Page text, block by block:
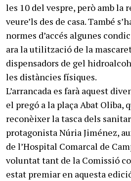
les 10 del vespre, però amb la
veure’ls des de casa. També
normes d’accés algunes
ara la utilització de la
dispensadors de gel
les distàncies físiques.
L’arrancada es farà aquest
el pregó a la plaça Abat Oliba,
reconèixer la tasca dels
protagonista Núria Jiménez,
de l’Hospital Comarcal de
voluntat tant de la Comissió
estat premiar en aquesta